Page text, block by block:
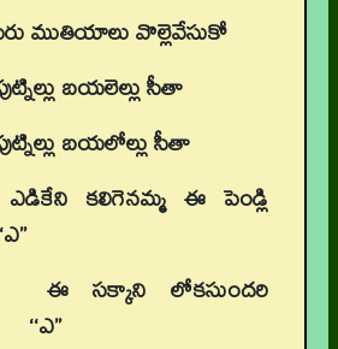
ముతియాలు వొల్లెవేసుకో
బయలెల్లు సీతా
బయలోల్లు సీతా
కలిగెనమ్మ ఈ పెండ్లి
లోకసుందరి